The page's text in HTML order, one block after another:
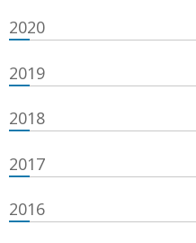
2020
2019
2018
2017
2016